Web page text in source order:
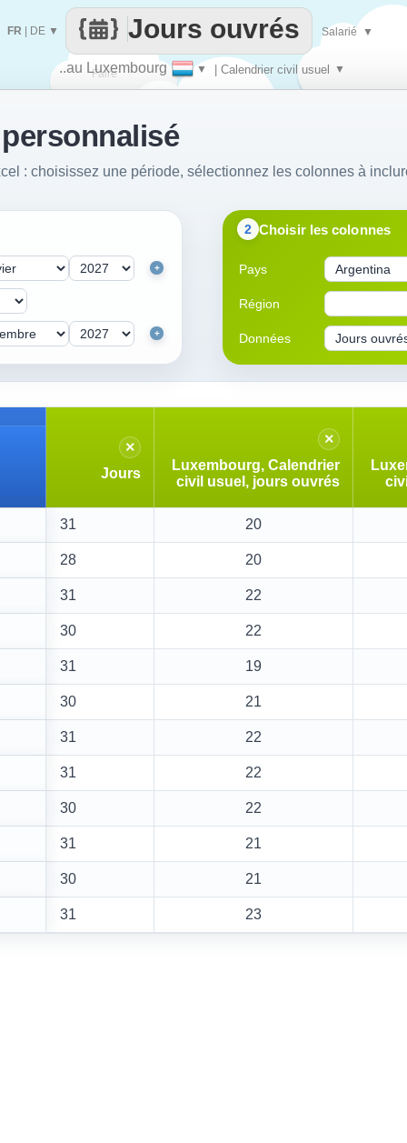
Faire
que
..au Luxembourg ▼ | Calendrier civil usuel ▼
Jours ouvrés
FR DE ▼ Salarié ▼
: choisissez une période, sélectionnez les colonnes à
2 Choisir les colonnes
Pays
Région
Données
+
+
×
Jours
×
Luxembourg, Calendrier
civil usuel, jours ouvrés
31 20
28 20
31 22
30 22
31 19
30 21
31 22
31 22
30 22
31 21
30 21
31 23